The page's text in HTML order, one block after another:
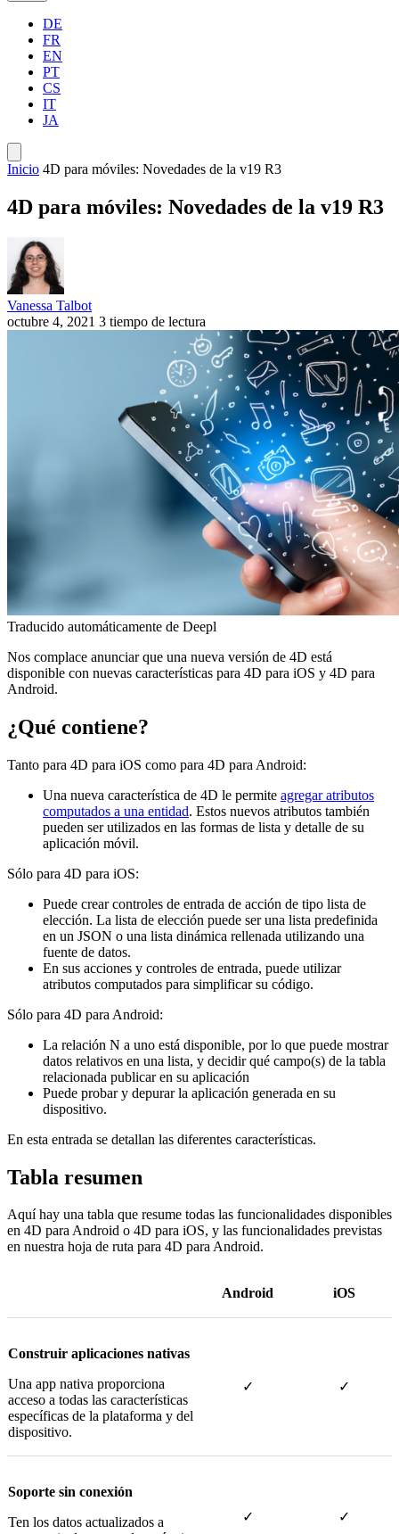
DE
FR
EN
PT
CS
IT
JA
Inicio 4D para móviles: Novedades de la v19 R3
4D para móviles: Novedades de la v19 R3
Vanessa Talbot
octubre 4, 2021 3 tiempo de lectura
Traducido automáticamente de Deepl
Nos complace anunciar que una nueva versión de 4D está
disponible con nuevas características para 4D para iOS y 4D para
Android.
¿Qué contiene?
Tanto para 4D para iOS como para 4D para Android:
Una nueva característica de 4D le permite agregar atributos
computados a una entidad. Estos nuevos atributos también
pueden ser utilizados en las formas de lista y detalle de su
aplicación móvil.
Sólo para 4D para iOS:
Puede crear controles de entrada de acción de tipo lista de
elección. La lista de elección puede ser una lista predefinida
en un JSON o una lista dinámica rellenada utilizando una
fuente de datos.
En sus acciones y controles de entrada, puede utilizar
atributos computados para simplificar su código.
Sólo para 4D para Android:
La relación N a uno está disponible, por lo que puede mostrar
datos relativos en una lista, y decidir qué campo(s) de la tabla
relacionada publicar en su aplicación
Puede probar y depurar la aplicación generada en su
dispositivo.
En esta entrada se detallan las diferentes características.
Tabla resumen
Aquí hay una tabla que resume todas las funcionalidades disponibles
en 4D para Android o 4D para iOS, y las funcionalidades previstas
en nuestra hoja de ruta para 4D para Android.
Android iOS
Construir aplicaciones nativas
Una app nativa proporciona
acceso a todas las características
específicas de la plataforma y del
dispositivo.
✓ ✓
Soporte sin conexión
Ten los datos actualizados a
✓ ✓